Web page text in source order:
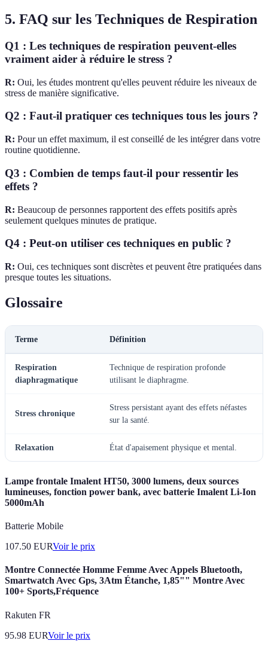
5. FAQ sur les Techniques de Respiration
Q1 : Les techniques de respiration peuvent-elles
vraiment aider à réduire le stress ?
R: Oui, les études montrent qu'elles peuvent réduire les niveaux de
stress de manière significative.
Q2 : Faut-il pratiquer ces techniques tous les jours ?
R: Pour un effet maximum, il est conseillé de les intégrer dans votre
routine quotidienne.
Q3 : Combien de temps faut-il pour ressentir les
effets ?
R: Beaucoup de personnes rapportent des effets positifs après
seulement quelques minutes de pratique.
Q4 : Peut-on utiliser ces techniques en public ?
R: Oui, ces techniques sont discrètes et peuvent être pratiquées dans
presque toutes les situations.
Glossaire
Terme Définition
Respiration
diaphragmatique
Technique de respiration profonde
utilisant le diaphragme.
Stress chronique
Stress persistant ayant des effets néfastes
sur la santé.
Relaxation État d'apaisement physique et mental.
Lampe frontale Imalent HT50, 3000 lumens, deux sources
lumineuses, fonction power bank, avec batterie Imalent Li-Ion
5000mAh
Batterie Mobile
107.50 EURVoir le prix
Montre Connectée Homme Femme Avec Appels Bluetooth,
Smartwatch Avec Gps, 3Atm Étanche, 1,85"" Montre Avec
100+ Sports,Fréquence
Rakuten FR
95.98 EURVoir le prix